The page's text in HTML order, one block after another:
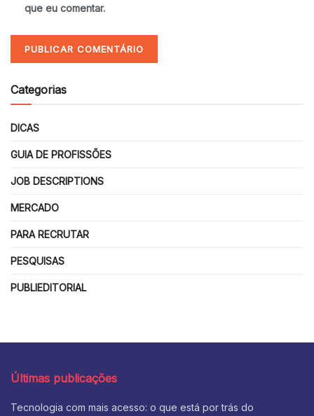
que eu comentar.
Categorias
DICAS
GUIA DE PROFISSÕES
JOB DESCRIPTIONS
MERCADO
PARA RECRUTAR
PESQUISAS
PUBLIEDITORIAL
Últimas publicações
Tecnologia com mais acesso: o que está por trás do